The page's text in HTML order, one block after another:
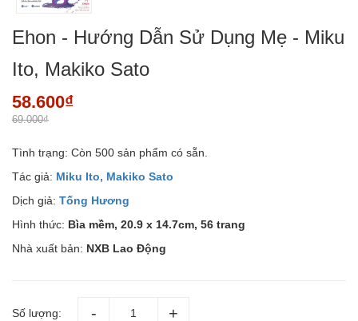
Ehon - Hướng Dẫn Sử Dụng Mẹ - Miku
Ito, Makiko Sato
58.600₫
69.000₫
Tình trạng: Còn 500 sản phẩm có sẵn.
Tác giả: Miku Ito, Makiko Sato
Dịch giả: Tống Hương
Hình thức: Bìa mềm, 20.9 x 14.7cm, 56 trang
Nhà xuất bản: NXB Lao Động
Số lượng: